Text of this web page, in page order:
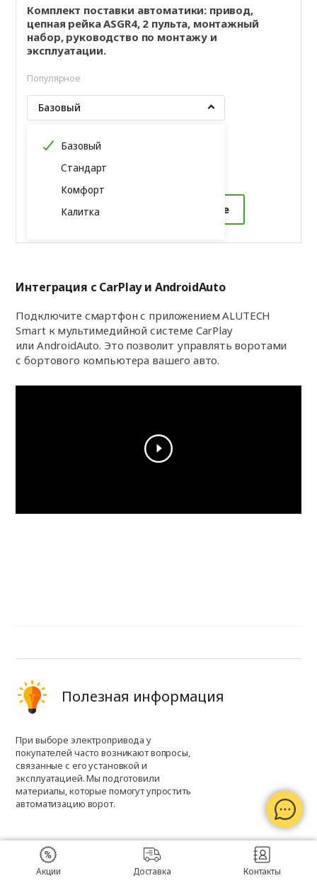
Комплект поставки автоматики: привод,
цепная рейка ASGR4, 2 пульта, монтажный
набор, руководство по монтажу и
эксплуатации.
Популярное
Базовый
Базовый
Стандарт
Комфорт
Калитка
110 765 ₸
Купить в 1 клик Подробнее
Интеграция с CarPlay и AndroidAuto
Подключите смартфон с приложением ALUTECH
Smart к мультимедийной системе CarPlay
или AndroidAuto. Это позволит управлять воротами
с бортового компьютера вашего авто.
Полезная информация
При выборе электропривода у
покупателей часто возникают вопросы,
связанные с его установкой и
эксплуатацией. Мы подготовили
материалы, которые помогут упростить
автоматизацию ворот.
Акции Доставка Контакты